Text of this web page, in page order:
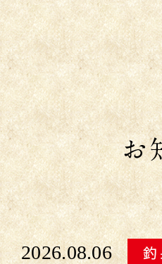
2026.08.06